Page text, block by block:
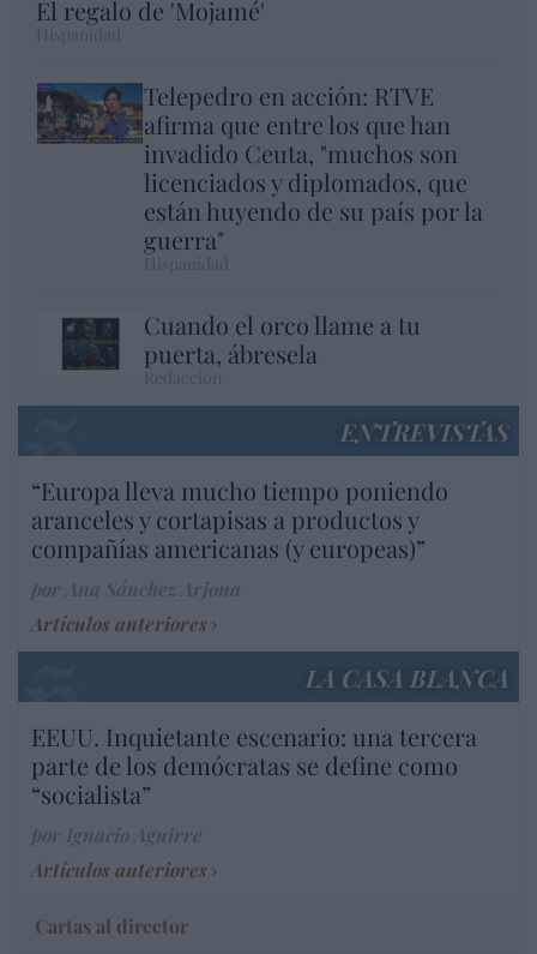
El regalo de 'Mojamé'
Telepedro en acción: RTVE
afirma que entre los que han
invadido Ceuta, "muchos son
licenciados y diplomados, que
están huyendo de su país por la
guerra"
Cuando el orco llame a tu
puerta, ábresela
ENTREVISTAS
“Europa lleva mucho tiempo poniendo
aranceles y cortapisas a productos y
compañías americanas (y europeas)”
Artículos anteriores
LA CASA BLANCA
EEUU. Inquietante escenario: una tercera
parte de los demócratas se define como
“socialista”
Artículos anteriores
Cartas al director